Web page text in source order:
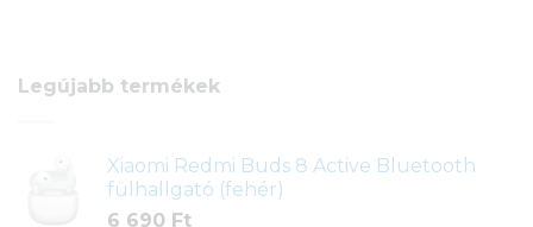
Legújabb termékek
Xiaomi Redmi Buds 8 Active Bluetooth
fülhallgató (fehér)
6 690 Ft